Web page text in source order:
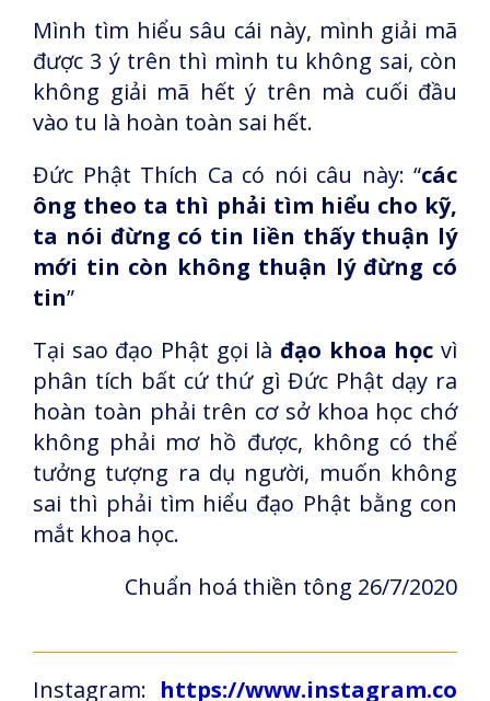
Mình tìm hiểu sâu cái này, mình giải mã
được 3 ý trên thì mình tu không sai, còn
không giải mã hết ý trên mà cuối đầu
vào tu là hoàn toàn sai hết.
Đức Phật Thích Ca có nói câu này: “các
ông theo ta thì phải tìm hiểu cho kỹ,
ta nói đừng có tin liền thấy thuận lý
mới tin còn không thuận lý đừng có
tin”
Tại sao đạo Phật gọi là đạo khoa học vì
phân tích bất cứ thứ gì Đức Phật dạy ra
hoàn toàn phải trên cơ sở khoa học chớ
không phải mơ hồ được, không có thể
tưởng tượng ra dụ người, muốn không
sai thì phải tìm hiểu đạo Phật bằng con
mắt khoa học.
Chuẩn hoá thiền tông 26/7/2020
Instagram: https://www.instagram.co